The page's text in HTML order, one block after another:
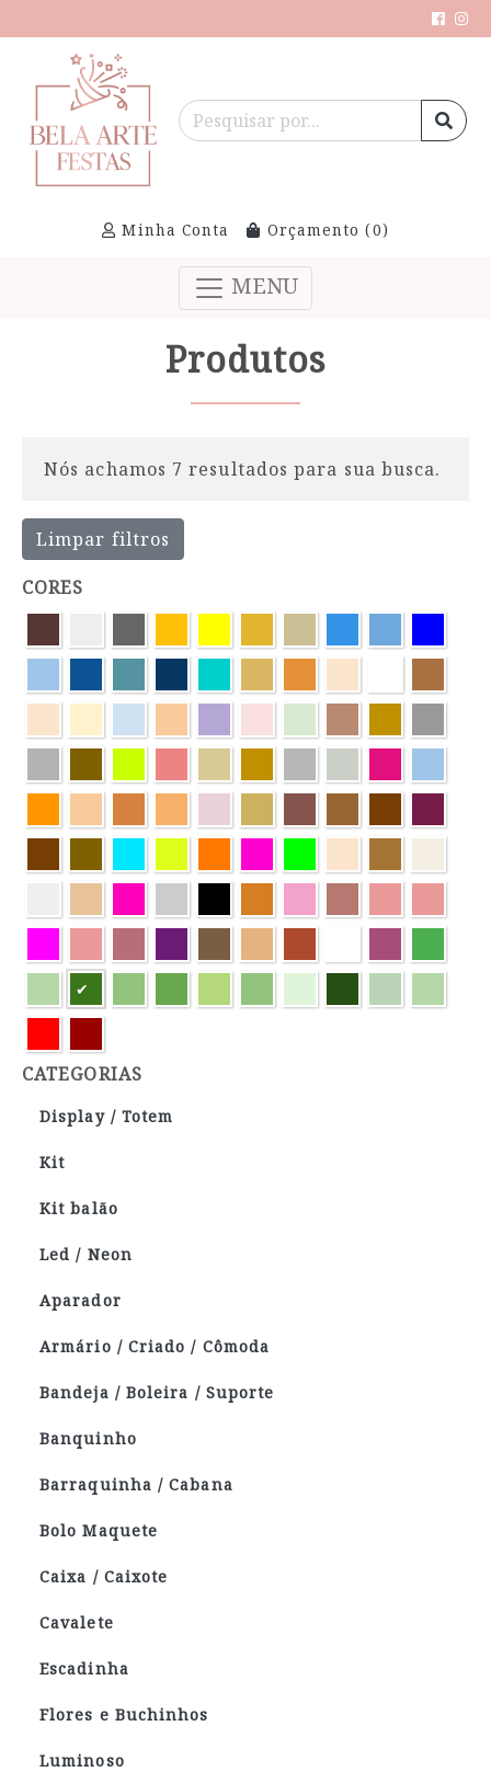
Minha Conta Orçamento (0)
MENU
Produtos
Nós achamos 7 resultados para sua busca.
Limpar filtros
CORES
CATEGORIAS
Display / Totem
Kit
Kit balão
Led / Neon
Aparador
Armário / Criado / Cômoda
Bandeja / Boleira / Suporte
Banquinho
Barraquinha / Cabana
Bolo Maquete
Caixa / Caixote
Cavalete
Escadinha
Flores e Buchinhos
Luminoso